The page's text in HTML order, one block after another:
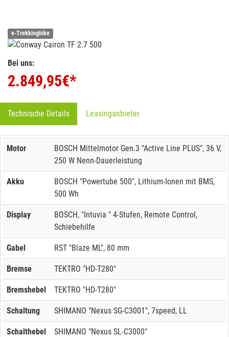
e-Trekkingbike
Bei uns:
2.849,95€*
Technische Details Leasinganbieter
Motor
BOSCH Mittelmotor Gen.3 "Active Line PLUS", 36 V,
250 W Nenn-Dauerleistung
Akku
BOSCH "Powertube 500", Lithium-Ionen mit BMS,
500 Wh
Display
BOSCH, "Intuvia " 4-Stufen, Remote Control,
Schiebehilfe
Gabel RST "Blaze ML", 80 mm
Bremse TEKTRO "HD-T280"
Bremshebel TEKTRO "HD-T280"
Schaltung SHIMANO "Nexus SG-C3001", 7speed, LL
Schalthebel SHIMANO "Nexus SL-C3000"